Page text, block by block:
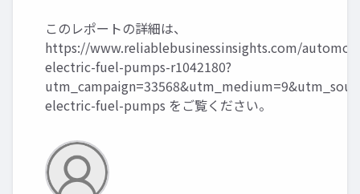
このレポートの詳細は、
https://www.reliablebusinessinsights.com/
electric-fuel-pumps-r1042180?
electric-fuel-pumps をご覧ください。